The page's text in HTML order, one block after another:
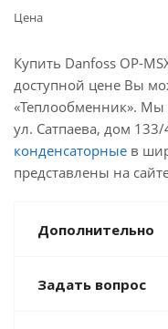
Цена
Купить Danfoss OP-
доступной цене Вы
«Теплообменник». Мы
ул. Сатпаева, дом 133/
конденсаторные в
представлены на
Дополнительно
Задать вопрос